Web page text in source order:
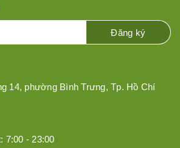
Đăng ký
14, phường Bình Trưng, Tp. Hồ Chí
7:00 - 23:00